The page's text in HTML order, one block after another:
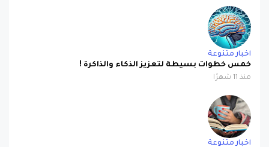
اخبار متنوعة
خمس خطوات بسيطة لتعزيز الذكاء والذاكرة !
منذ 11 شهرًا
اخبار متنوعة